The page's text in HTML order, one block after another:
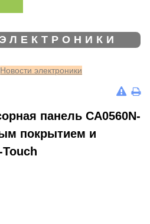
Новости электроники
панель CA0560N-
покрытием и